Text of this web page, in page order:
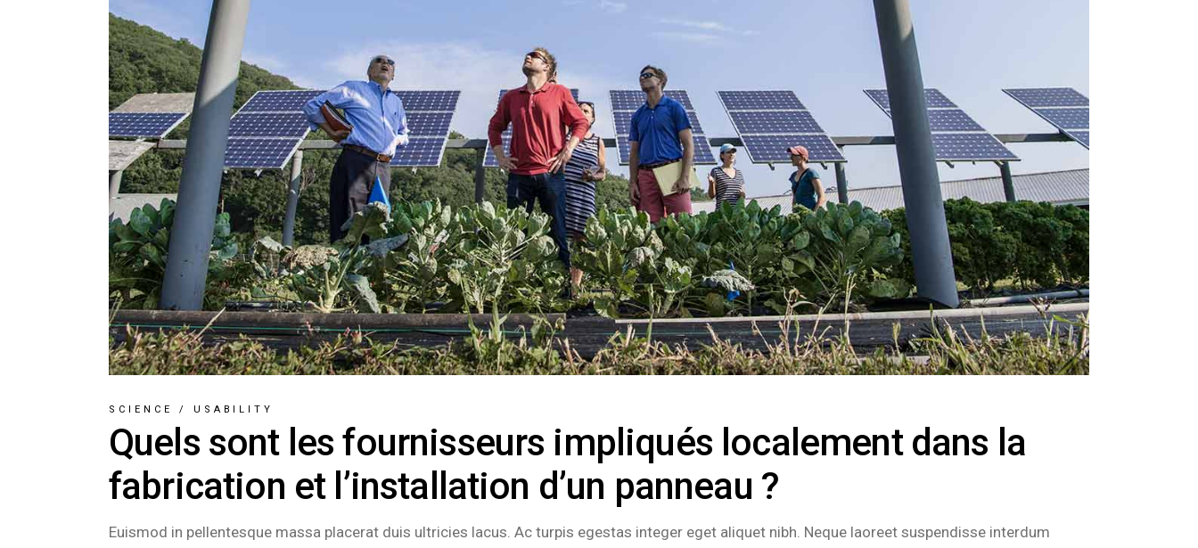
SCIENCE / USABILITY
Quels sont les fournisseurs impliqués localement dans la
fabrication et l’installation d’un panneau ?
Euismod in pellentesque massa placerat duis ultricies lacus. Ac turpis egestas integer eget aliquet nibh. Neque laoreet suspendisse interdum